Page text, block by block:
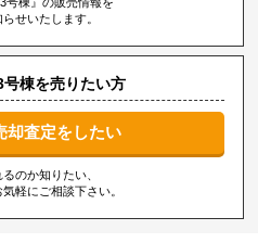
せいたします。
号棟を売りたい方
却査定をしたい
のか知りたい、
軽にご相談下さい。